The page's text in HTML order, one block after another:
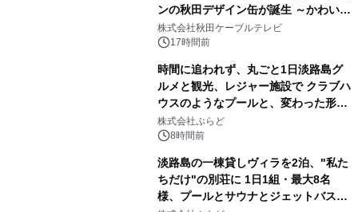
ンの秋田デザイン缶が誕生 ～かわいい
秋田犬の子犬と秋田の四季と名所を巡
るパッケージ～ 9月1日(火)秋田県内で
株式会社秋田ケーブルテレビ
17時間前
時間に追われず、丸ごと1日淡路島グ
ルメと観光、レジャー施設で クラブハ
ウスのようなプールと、変わった形の
サウナも 「THE BOXY AWAJI」のお
得な素泊まり連泊プランで
株式会社ぷらど
8時間前
淡路島の一棟貸しヴィラを2泊、"私た
ちだけ"の別荘に 1日1組・最大8名
様、プールとサウナとジェットバス付